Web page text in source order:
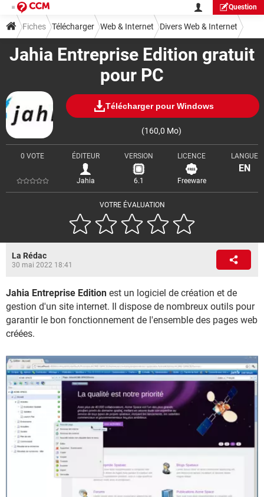
Question
Jahia Entreprise Edition gratuit
pour PC
Télécharger pour Windows
(160,0 Mo)
VOTRE ÉVALUATION
0 VOTE ÉDITEUR
Jahia
VERSION
6.1
LICENCE
Freeware
LANGUE
EN
Fiches Télécharger Web & Internet Divers Web & Internet
La Rédac
30 mai 2022 18:41
Jahia Entreprise Edition est un logiciel de création et de
gestion d'un site internet. Il dispose de nombreux outils pour
garantir le bon fonctionnement de l'ensemble des pages web
créées.